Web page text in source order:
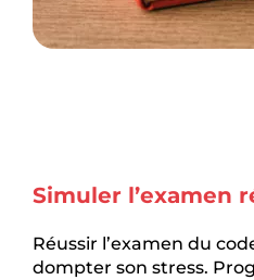
Simuler l’examen
Réussir l’examen du
dompter son stress.